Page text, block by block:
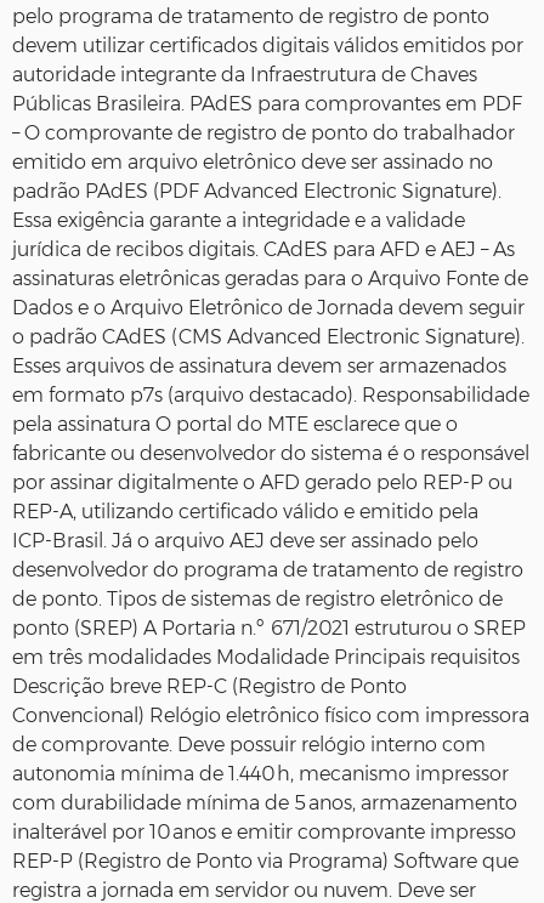
pelo programa de tratamento de registro de ponto
devem utilizar certificados digitais válidos emitidos por
autoridade integrante da Infraestrutura de Chaves
Públicas Brasileira. PAdES para comprovantes em PDF
– O comprovante de registro de ponto do trabalhador
emitido em arquivo eletrônico deve ser assinado no
padrão PAdES (PDF Advanced Electronic Signature).
Essa exigência garante a integridade e a validade
jurídica de recibos digitais. CAdES para AFD e AEJ – As
assinaturas eletrônicas geradas para o Arquivo Fonte de
Dados e o Arquivo Eletrônico de Jornada devem seguir
o padrão CAdES (CMS Advanced Electronic Signature).
Esses arquivos de assinatura devem ser armazenados
em formato p7s (arquivo destacado). Responsabilidade
pela assinatura O portal do MTE esclarece que o
fabricante ou desenvolvedor do sistema é o responsável
por assinar digitalmente o AFD gerado pelo REP‑P ou
REP‑A, utilizando certificado válido e emitido pela
ICP‑Brasil. Já o arquivo AEJ deve ser assinado pelo
desenvolvedor do programa de tratamento de registro
de ponto. Tipos de sistemas de registro eletrônico de
ponto (SREP) A Portaria n.º 671/2021 estruturou o SREP
em três modalidades Modalidade Principais requisitos
Descrição breve REP‑C (Registro de Ponto
Convencional) Relógio eletrônico físico com impressora
de comprovante. Deve possuir relógio interno com
autonomia mínima de 1.440 h, mecanismo impressor
com durabilidade mínima de 5 anos, armazenamento
inalterável por 10 anos e emitir comprovante impresso
REP‑P (Registro de Ponto via Programa) Software que
registra a jornada em servidor ou nuvem. Deve ser